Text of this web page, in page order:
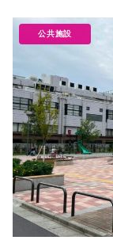
公共施設